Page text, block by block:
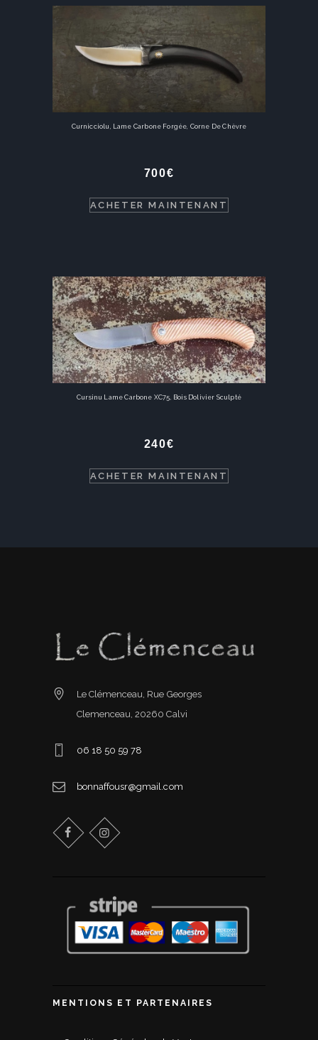
Curnicciolu, Lame Carbone Forgée, Corne De Chèvre
700€
ACHETER MAINTENANT
Cursinu Lame Carbone XC75, Bois D’olivier Sculpté
240€
ACHETER MAINTENANT
Le Clémenceau, Rue Georges
Clemenceau, 20260 Calvi
06 18 50 59 78
bonnaffousr@gmail.com
MENTIONS ET PARTENAIRES